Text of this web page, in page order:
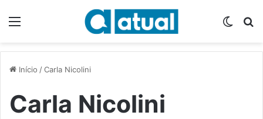
Início /Carla Nicolini
Carla Nicolini